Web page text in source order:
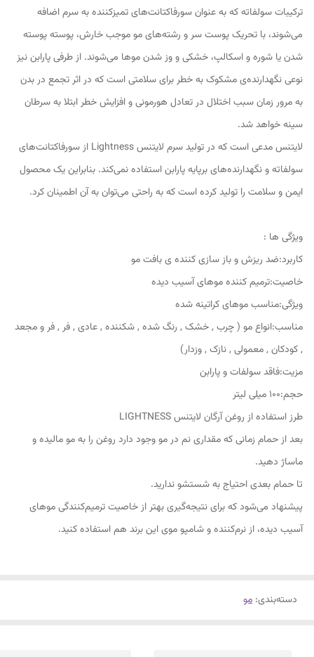
ترکیبات سولفاته که به عنوان سورفاکتانت‌های تمیزکننده به سرم اضافه
می‌شوند، با تحریک پوست سر و رشته‌های مو موجب خارش، پوسته پوسته
شدن یا شوره و اسکالپ، خشکی و وز شدن موها می‌شوند. از طرفی پارابن نیز
نوعی نگهدارنده‌ی مشکوک به خطر برای سلامتی است که در اثر تجمع در بدن
به مرور زمان سبب اختلال در تعادل هورمونی و افزایش خطر ابتلا به سرطان
سینه خواهد شد.
لایتنس مدعی است که در تولید سرم لایتنس Lightness از سورفاکتانت‌های
سولفاته و نگهدارنده‌های برپایه پارابن استفاده نمی‌کند. بنابراین یک محصول
ایمن و سلامت را تولید کرده است که به راحتی می‌توان به آن اطمینان کرد.
ویژگی ها :
کاربرد:ضد ریزش و باز سازی کننده ی بافت مو
خاصیت:ترمیم کننده موهای آسیب دیده
ویژگی:مناسب موهای کراتینه شده
مناسب:انواع مو ( چرب , خشک , رنگ شده , شکننده , عادی , فر , فر و مجعد
, کودکان , معمولی , نازک , وزدار)
مزیت:فاقد سولفات و پارابن
حجم:100 میلی لیتر
طرز استفاده از روغن آرگان لایتنس LIGHTNESS
بعد از حمام زمانی که مقداری نم در مو وجود دارد روغن را به مو مالیده و
ماساژ دهید.
تا حمام بعدی احتیاج به شستشو ندارید.
پیشنهاد می‌شود که برای نتیجه‌گیری بهتر از خاصیت ترمیم‌کنندگی موهای
آسیب دیده، از نرم‌کننده و شامپو موی این برند هم استفاده کنید.
دسته‌بندی: مو